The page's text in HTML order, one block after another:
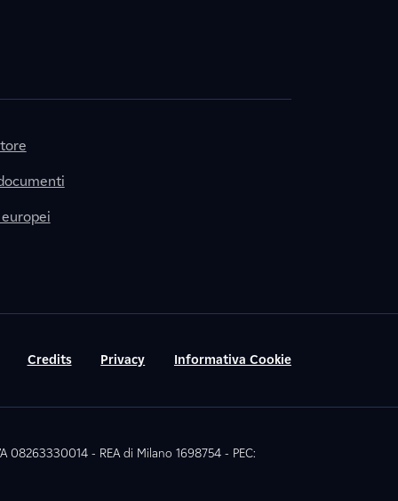
Credits Privacy Informativa Cookie
08263330014 - REA di Milano 1698754 - PEC: